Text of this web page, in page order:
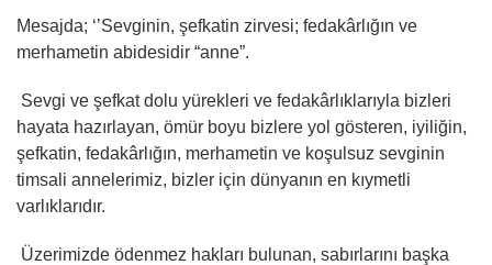
Mesajda; ‘’Sevginin, şefkatin zirvesi; fedakârlığın ve
merhametin abidesidir “anne”.
Sevgi ve şefkat dolu yürekleri ve fedakârlıklarıyla bizleri
hayata hazırlayan, ömür boyu bizlere yol gösteren, iyiliğin,
şefkatin, fedakârlığın, merhametin ve koşulsuz sevginin
timsali annelerimiz, bizler için dünyanın en kıymetli
varlıklarıdır.
Üzerimizde ödenmez hakları bulunan, sabırlarını başka